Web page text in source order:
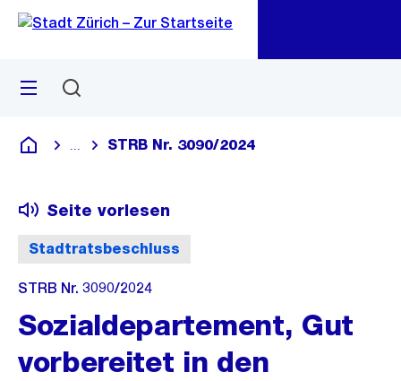
Navigation
Sprunglink
Menü
Deutsch
Blende alle Breadcrumbs ein
STRB Nr. 3090/2024
Stadtratsbeschluss
Seite vorlesen
STRB Nr. 3090/2024
Sozialdepartement, Gut
vorbereitet in den